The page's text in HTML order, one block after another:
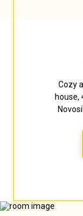
Cozy
house,